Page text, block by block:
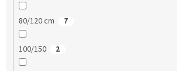
80/120 cm 7
100/150 2